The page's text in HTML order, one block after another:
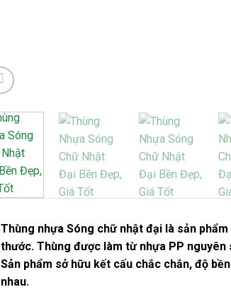
Thùng nhựa Sóng chữ nhật đại là sản
thước. Thùng được làm từ nhựa PP
Sản phẩm sở hữu kết cấu chắc chắn, độ
nhau.